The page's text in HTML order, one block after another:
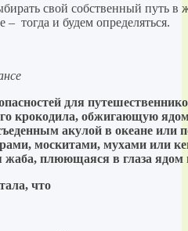
свой собственный путь в
– тогда и будем определяться.
для
крокодила, обжигающую
акулой в океане или
москитами, мухами или
жаба, плюющаяся в глаза ядом
что